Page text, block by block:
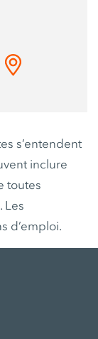
s’entendent
inclure
toutes
Les
d’emploi.